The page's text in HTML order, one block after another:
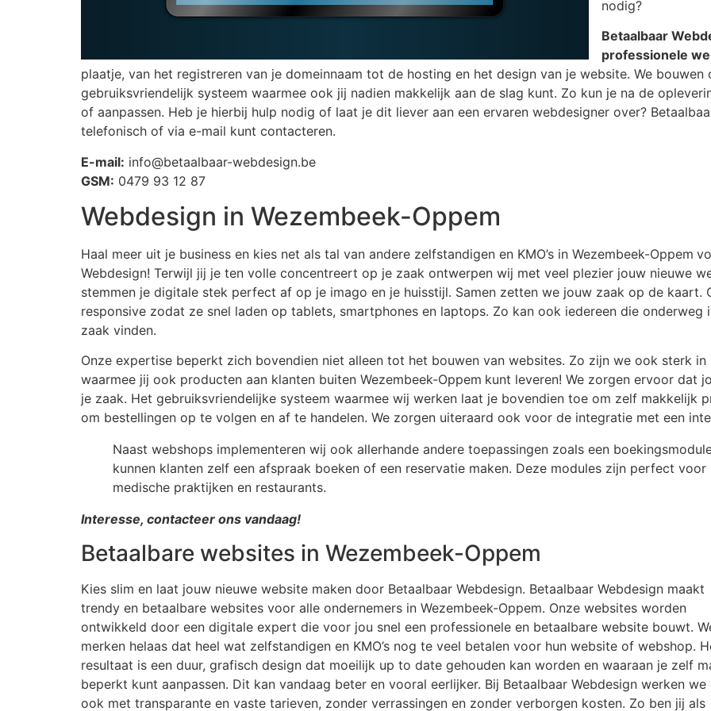
nodig?
Betaalbaar
professionele
plaatje, van het registreren van je domeinnaam tot de hosting en het design van je website. We
gebruiksvriendelijk systeem waarmee ook jij nadien makkelijk aan de slag kunt. Zo kun je na de
of aanpassen. Heb je hierbij hulp nodig of laat je dit liever aan een ervaren webdesigner over?
telefonisch of via e-mail kunt contacteren.
E-mail: info@betaalbaar-webdesign.be
GSM: 0479 93 12 87
Webdesign in Wezembeek-Oppem
Haal meer uit je business en kies net als tal van andere zelfstandigen en KMO’s in Wezembeek-Oppem
Webdesign! Terwijl jij je ten volle concentreert op je zaak ontwerpen wij met veel plezier jouw nieuwe
stemmen je digitale stek perfect af op je imago en je huisstijl. Samen zetten we jouw zaak op de kaart.
responsive zodat ze snel laden op tablets, smartphones en laptops. Zo kan ook iedereen die onderweg
zaak vinden.
Onze expertise beperkt zich bovendien niet alleen tot het bouwen van websites. Zo zijn we ook sterk
waarmee jij ook producten aan klanten buiten Wezembeek-Oppem kunt leveren! We zorgen ervoor dat
je zaak. Het gebruiksvriendelijke systeem waarmee wij werken laat je bovendien toe om zelf makkelijk
om bestellingen op te volgen en af te handelen. We zorgen uiteraard ook voor de integratie met een
Naast webshops implementeren wij ook allerhande andere toepassingen zoals een
kunnen klanten zelf een afspraak boeken of een reservatie maken. Deze modules zijn perfect
medische praktijken en restaurants.
Interesse, contacteer ons vandaag!
Betaalbare websites in Wezembeek-Oppem
Kies slim en laat jouw nieuwe website maken door Betaalbaar Webdesign. Betaalbaar Webdesign maakt
trendy en betaalbare websites voor alle ondernemers in Wezembeek-Oppem. Onze websites worden
ontwikkeld door een digitale expert die voor jou snel een professionele en betaalbare website bouwt.
merken helaas dat heel wat zelfstandigen en KMO’s nog te veel betalen voor hun website of webshop.
resultaat is een duur, grafisch design dat moeilijk up to date gehouden kan worden en waaraan je zelf
beperkt kunt aanpassen. Dit kan vandaag beter en vooral eerlijker. Bij Betaalbaar Webdesign werken we
ook met transparante en vaste tarieven, zonder verrassingen en zonder verborgen kosten. Zo ben jij als